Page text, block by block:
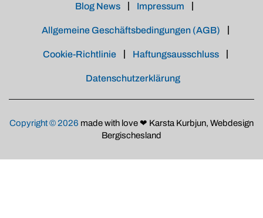
Blog News Impressum
Allgemeine Geschäftsbedingungen (AGB)
Cookie-Richtlinie Haftungsausschluss
Datenschutzerklärung
Copyright © 2026 made with love ❤ Karsta Kurbjun, Webdesign
Bergischesland